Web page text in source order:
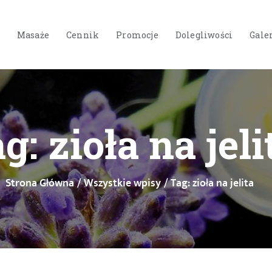
Masaże Cennik Promocje Dolegliwości
zioła na
Strona Główna Wszystkie wpisy Tag: zioła na jelita
O NAS
USŁUGI
MASAŻE
CENNIK
PROMOCJE
DOLEGLIWOŚCI
GALERIA
BLOG
KONTAKT